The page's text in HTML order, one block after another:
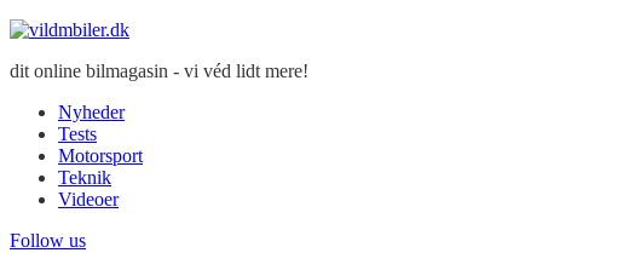
dit online bilmagasin - vi véd lidt mere!
Nyheder
Tests
Motorsport
Teknik
Videoer
Follow us